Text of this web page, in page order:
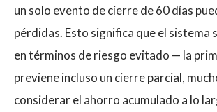
un solo evento de cierre de 60 días
pérdidas. Esto significa que el sistema
en términos de riesgo evitado — la
previene incluso un cierre parcial,
considerar el ahorro acumulado a lo